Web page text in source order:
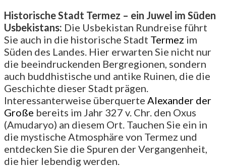
Historische Stadt Termez – ein Juwel im Süden
Usbekistans: Die Usbekistan Rundreise führt
Sie auch in die historische Stadt Termez im
Süden des Landes. Hier erwarten Sie nicht nur
die beeindruckenden Bergregionen, sondern
auch buddhistische und antike Ruinen, die die
Geschichte dieser Stadt prägen.
Interessanterweise überquerte Alexander der
Große bereits im Jahr 327 v. Chr. den Oxus
(Amudaryo) an diesem Ort. Tauchen Sie ein in
die mystische Atmosphäre von Termez und
entdecken Sie die Spuren der Vergangenheit,
die hier lebendig werden.